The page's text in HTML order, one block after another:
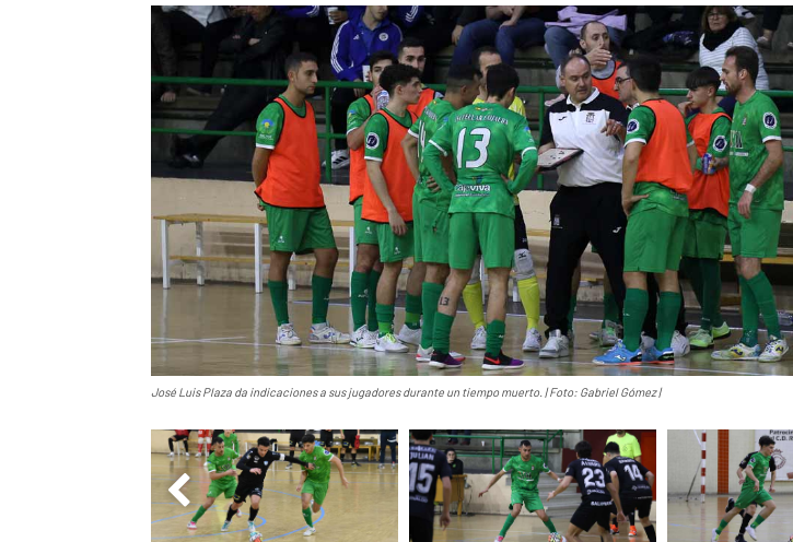
José Luis Plaza da indicaciones a sus jugadores durante un tiempo muerto. | Foto: Gabriel Gómez |